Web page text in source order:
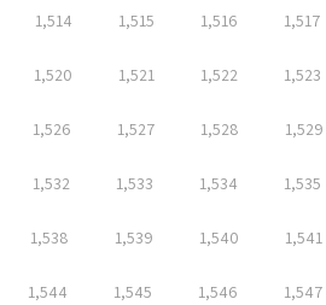
1,514 1,515 1,516 1,517
1,520 1,521 1,522 1,523
1,526 1,527 1,528 1,529
1,532 1,533 1,534 1,535
1,538 1,539 1,540 1,541
1,544 1,545 1,546 1,547